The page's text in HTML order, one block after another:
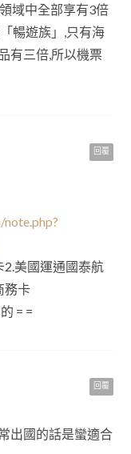
域中全部享有3倍
暢遊族」,只有海
有三倍,所以機票
回覆
美國運通國泰航
務卡
= =
回覆
出國的話是蠻適合